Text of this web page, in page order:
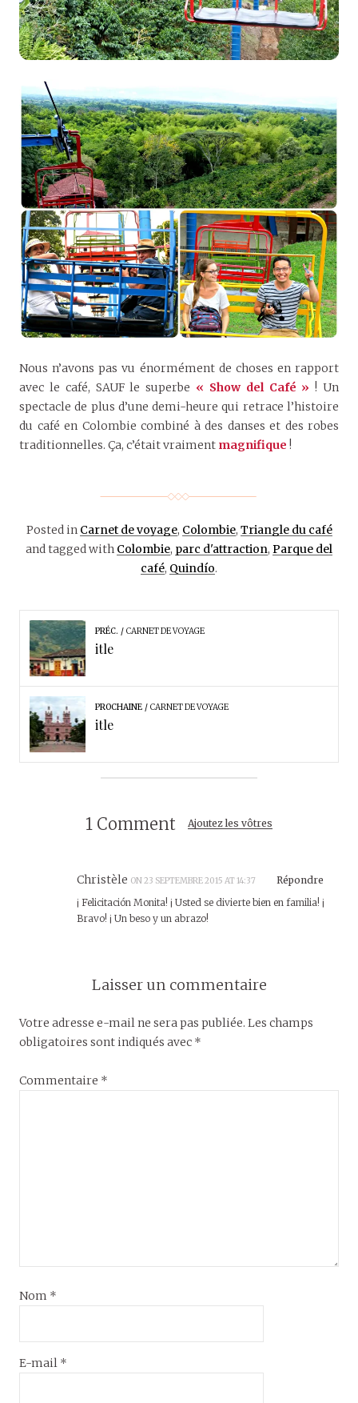
Nous n’avons pas vu énormément de choses en rapport
avec le café, SAUF le superbe « Show del Café » ! Un
spectacle de plus d’une demi-heure qui retrace l’histoire
du café en Colombie combiné à des danses et des robes
traditionnelles. Ça, c’était vraiment magnifique !
Posted in Carnet de voyage, Colombie, Triangle du café
and tagged with Colombie, parc d'attraction, Parque del
café, Quindío.
PRÉC. CARNET DE VOYAGE
itle
PROCHAINE CARNET DE VOYAGE
itle
1 Comment Ajoutez les vôtres
Christèle ON 23 SEPTEMBRE 2015 AT 14:37
Répondre
¡ Felicitación Monita! ¡ Usted se divierte bien en familia! ¡
Bravo! ¡ Un beso y un abrazo!
Laisser un commentaire
Votre adresse e-mail ne sera pas publiée. Les champs
obligatoires sont indiqués avec *
Commentaire *
Nom *
E-mail *